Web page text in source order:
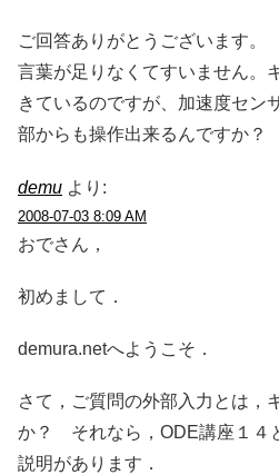
ご回答ありがとうございます。
言葉が足りなくてすいません。
きているのですが、加速度セン
部からも操作出来るんですか？
demu より:
2008-07-03 8:09 AM
おでさん，
初めまして．
demura.netへようこそ．
さて，ご質問の外部入力とは，
か？ それなら，ODE講座１４
説明があります．